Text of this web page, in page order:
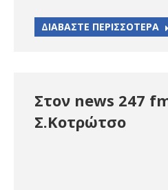
ΔΙΑΒΑΣΤΕ ΠΕΡΙΣΣΟΤΕΡΑ
Στον news 247
Σ.Κοτρώτσο